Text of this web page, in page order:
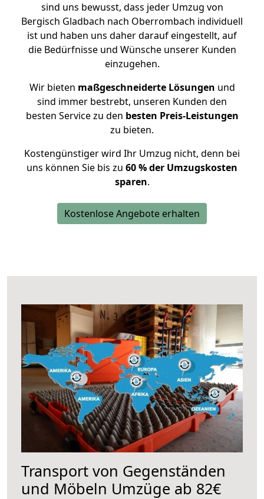
sind uns bewusst, dass jeder Umzug von
Bergisch Gladbach nach Oberrombach individuell
ist und haben uns daher darauf eingestellt, auf
die Bedürfnisse und Wünsche unserer Kunden
einzugehen.
Wir bieten maßgeschneiderte Lösungen und
sind immer bestrebt, unseren Kunden den
besten Service zu den besten Preis-Leistungen
zu bieten.
Kostengünstiger wird Ihr Umzug nicht, denn bei
uns können Sie bis zu 60 % der Umzugskosten
sparen.
Kostenlose Angebote erhalten
Transport von Gegenständen
und Möbeln Umzüge ab 82€